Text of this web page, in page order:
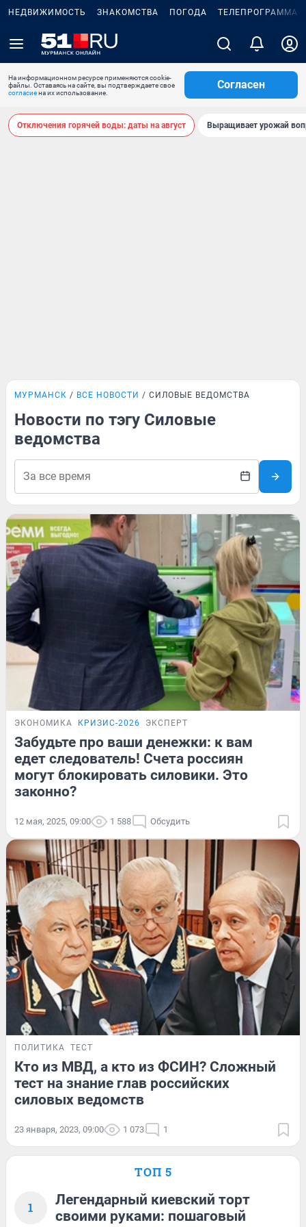
НЕДВИЖИМОСТЬ ЗНАКОМСТВА ПОГОДА ТЕЛЕПРОГРАММА
На информационном ресурсе применяются cookie-
файлы. Оставаясь на сайте, вы подтверждаете свое
согласиена их использование.
Согласен
Отключения горячей воды: даты на август Выращивает урожай
МУРМАНСК ВСЕ НОВОСТИ СИЛОВЫЕ ВЕДОМСТВА
Новости по тэгу Силовые
ведомства
ЭКОНОМИКА КРИЗИС-2026 ЭКСПЕРТ
Забудьте про ваши денежки: к вам
едет следователь! Счета россиян
могут блокировать силовики. Это
законно?
12 мая, 2025, 09:00 1 588 Обсудить
ПОЛИТИКА ТЕСТ
Кто из МВД, а кто из ФСИН? Сложный
тест на знание глав российских
силовых ведомств
23 января, 2023, 09:00 1 073 1
ТОП 5
1
Легендарный киевский торт
своими руками: пошаговый